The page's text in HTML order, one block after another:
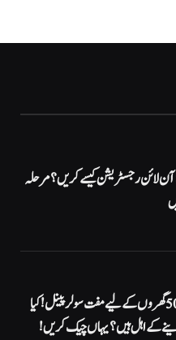
آن لائن رجسٹریشن کیسے کریں؟ مرحلہ
پنجاب میں 50,000 گھروں کے لیے مفت سولر پینل! کیا
کے اہل ہیں؟ یہاں چیک کریں!